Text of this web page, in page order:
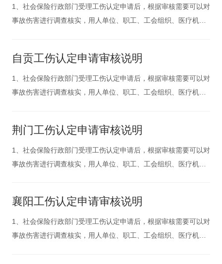
部门不再进行调查
1、社会保险行政部门受理工伤认定申请后，根据审核需要可以对
事故伤害进行调查核实，用人单位、职工、工会组织、医疗机构
取得的职业病诊断证明书或者职业病诊断鉴定书，社会保险行政
部门不再进行调查
自贡工伤认定申请审核说明
1、社会保险行政部门受理工伤认定申请后，根据审核需要可以对
事故伤害进行调查核实，用人单位、职工、工会组织、医疗机构
取得的职业病诊断证明书或者职业病诊断鉴定书，社会保险行政
部门不再进行调查
荆门工伤认定申请审核说明
1、社会保险行政部门受理工伤认定申请后，根据审核需要可以对
事故伤害进行调查核实，用人单位、职工、工会组织、医疗机构
取得的职业病诊断证明书或者职业病诊断鉴定书，社会保险行政
部门不再进行调查
襄阳工伤认定申请审核说明
1、社会保险行政部门受理工伤认定申请后，根据审核需要可以对
事故伤害进行调查核实，用人单位、职工、工会组织、医疗机构